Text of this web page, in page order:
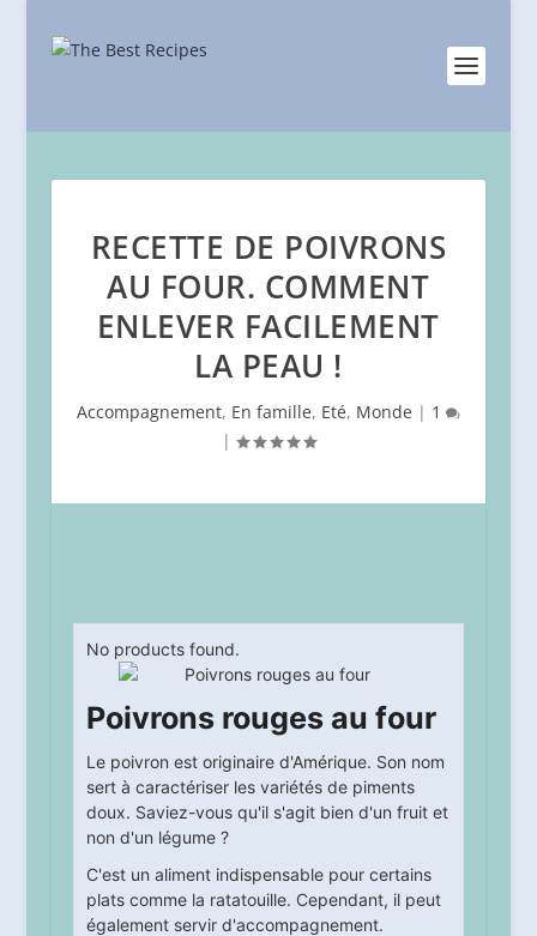
RECETTE DE POIVRONS
AU FOUR. COMMENT
ENLEVER FACILEMENT
LA PEAU !
Accompagnement, En famille, Eté, Monde | 1
|
No products found.
Poivrons rouges au four
Le poivron est originaire d'Amérique. Son nom
sert à caractériser les variétés de piments
doux. Saviez-vous qu'il s'agit bien d'un fruit et
non d'un légume ?
C'est un aliment indispensable pour certains
plats comme la ratatouille. Cependant, il peut
également servir d'accompagnement.